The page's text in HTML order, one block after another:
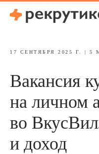
17 СЕНТЯБРЯ 2025 Г. | 5
Вакансия
на личном
во
и доход